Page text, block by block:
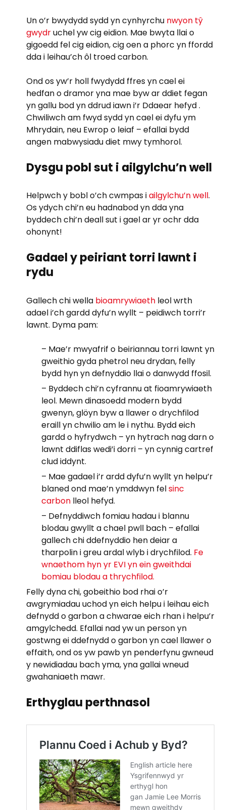
Un o’r bwydydd sydd yn cynhyrchu nwyon tŷ
gwydruchel yw cig eidion. Mae bwyta llai o
gigoedd fel cig eidion, cig oen a phorc yn ffordd
dda i leihau’ch ôl troed carbon.
Ond os yw’r holl fwydydd ffres yn cael ei
hedfan o dramor yna mae byw ar ddiet fegan
yn gallu bod yn ddrud iawn i’r Ddaear hefyd .
Chwiliwch am fwyd sydd yn cael ei dyfu ym
Mhrydain, neu Ewrop o leiaf – efallai bydd
angen mabwysiadu diet mwy tymhorol.
Dysgu pobl sut i ailgylchu’n well
Helpwch y bobl o’ch cwmpas iailgylchu’n well.
Os ydych chi’n eu hadnabod yn dda yna
byddech chi’n deall sut i gael ar yr ochr dda
ohonynt!
Gadael y peiriant torri lawnt i
rydu
Gallech chi wella bioamrywiaeth leol wrth
adael i’ch gardd dyfu’n wyllt – peidiwch torri’r
lawnt. Dyma pam:
– Mae’r mwyafrif o beiriannau torri lawnt yn
gweithio gyda phetrol neu drydan, felly
bydd hyn yn defnyddio llai o danwydd ffosil.
– Byddech chi’n cyfrannu at fioamrywiaeth
leol. Mewn dinasoedd modern bydd
gwenyn, glöyn byw a llawer o drychfilod
eraill yn chwilio am le i nythu. Bydd eich
gardd o hyfrydwch – yn hytrach nag darn o
lawnt ddiflas wedi’i dorri – yn cynnig cartref
clud iddynt.
– Mae gadael i’r ardd dyfu’n wyllt yn helpu’r
blaned ond mae’n ymddwyn felsinc
carbon lleol hefyd.
– Defnyddiwch fomiau hadau i blannu
blodau gwyllt a chael pwll bach – efallai
gallech chi ddefnyddio hen deiar a
tharpolin i greu ardal wlyb i drychfilod. Fe
wnaethom hyn yr EVI yn ein gweithdai
bomiau blodau a thrychfilod.
Felly dyna chi, gobeithio bod rhai o’r
awgrymiadau uchod yn eich helpu i leihau eich
defnydd o garbon a chwarae eich rhan i helpu’r
amgylchedd. Efallai nad yw un person yn
gostwng ei ddefnydd o garbon yn cael llawer o
effaith, ond os yw pawb yn penderfynu gwneud
y newidiadau bach yma, yna gallai wneud
gwahaniaeth mawr.
Erthyglau perthnasol